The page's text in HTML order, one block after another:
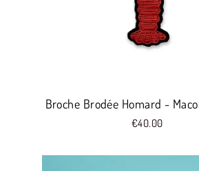
Broche Brodée Homard -
€40.00